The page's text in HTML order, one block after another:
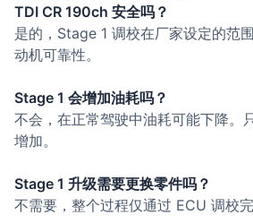
TDI CR 190ch 安全吗？
是的，Stage 1 调校在厂家设定的范
动机可靠性。
Stage 1 会增加油耗吗？
不会，在正常驾驶中油耗可能下降。
增加。
Stage 1 升级需要更换零件吗？
不需要，整个过程仅通过 ECU 调校